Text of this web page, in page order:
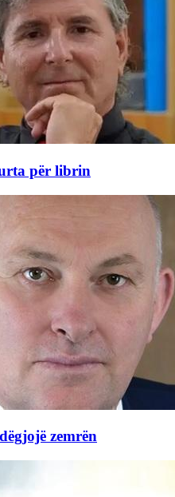
për librin
zemrën